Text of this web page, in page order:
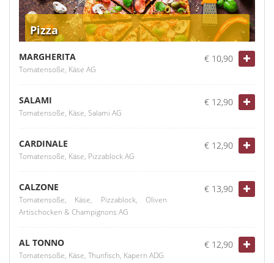
Pizza
MARGHERITA
Tomatensoße, Käse AG
€ 10,90
SALAMI
Tomatensoße, Käse, Salami AG
€ 12,90
CARDINALE
Tomatensoße, Käse, Pizzablock AG
€ 12,90
CALZONE
Tomatensoße, Käse, Pizzablock, Oliven
Artischocken & Champignons AG
€ 13,90
AL TONNO
Tomatensoße, Käse, Thunfisch, Kapern ADG
€ 12,90